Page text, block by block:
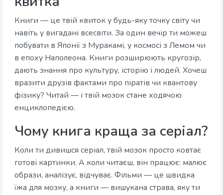
Книги — це твій квиток у будь-яку точку світу чи
навіть у вигадані всесвіти. За один вечір ти можеш
побувати в Японії з Муракамі, у космосі з Лемом чи
в епоху Наполеона. Книги розширюють кругозір,
дають знання про культуру, історію і людей. Хочеш
вразити друзів фактами про піратів чи квантову
фізику? Читай — і твій мозок стане ходячою
енциклопедією.
Чому книга краща за серіал?
Коли ти дивишся серіал, твій мозок просто ковтає
готові картинки. А коли читаєш, він працює: малює
образи, аналізує, відчуває. Фільми — це швидка
їжа для мозку, а книги — вишукана страва, яку ти